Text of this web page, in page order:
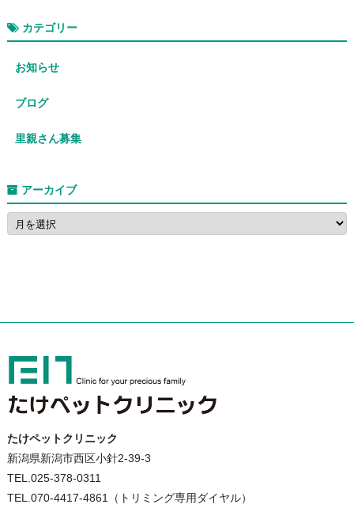
カテゴリー
お知らせ
ブログ
里親さん募集
アーカイブ
たけペットクリニック
新潟県新潟市西区小針2-39-3
TEL.025-378-0311
TEL.070-4417-4861（トリミング専用ダイヤル）